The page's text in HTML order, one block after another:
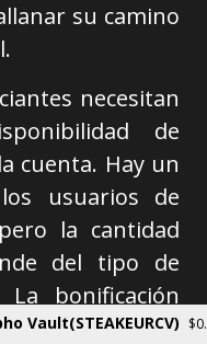
su camino
necesitan
de
cuenta. Hay un
usuarios de
la cantidad
del tipo de
La bonificación
y puede
$0.000000 -